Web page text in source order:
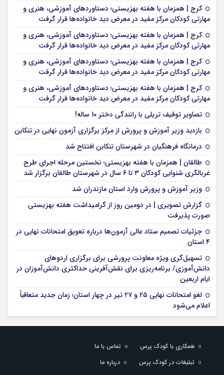
کرج | همزمان با هفته بهزیستی؛ دستاوردهای آموزشی، هنری و
مهارتی کودکان مرکز مفید در معرض دید خانواده‌ها قرار گرفت
کرج | همزمان با هفته بهزیستی؛ دستاوردهای آموزشی، هنری و
مهارتی کودکان مرکز مفید در معرض دید خانواده‌ها قرار گرفت
کرج | همزمان با هفته بهزیستی؛ دستاوردهای آموزشی، هنری و
مهارتی کودکان مرکز مفید در معرض دید خانواده‌ها قرار گرفت
کرج | همزمان با هفته بهزیستی؛ دستاوردهای آموزشی، هنری و
مهارتی کودکان مرکز مفید در معرض دید خانواده‌ها قرار گرفت
تصاویر توقیف تریلی با رانندگی دختر 10 ساله!
بازدید وزیر آموزش و پرورش از مرکز برگزاری آزمون نهایی در تنکابن
درمانگاه فرهنگیان در شهرستان تنکابن افتتاح شد
طالقان | همزمان با هفته بهزیستی؛ نخستین مرحله اجرای طرح
غربالگری شنوایی کودکان ۳ تا ۶ سال در شهرستان طالقان برگزار شد
وزیر آموزش و پرورش وارد استان مازندران شد
گزارش تصویری | در دومین روز از گرامیداشت هفته بهزیستی
صورت پذیرفت
جزئیات تصمیم ستاد عالی آزمون‌ها درباره تعویق امتحانات نهایی در
۴ استان
تسهیل‌گری ویژه معاونت پرورشی برای برگزاری اردوهای
دانش‌آموزی/ برنامه‌ریزی برای نقش‌آفرینی حداکثری دانش‌آموزان در
ایام اربعین
لغو امتحانات نهایی ۲۵ و ۲۷ تیر در چهار استان؛ زمان جدید متعاقباً
اعلام می‌شود
همکاری با کودک پرس
تماس با ما
تبلیغات در کودک پرس
درباره ما